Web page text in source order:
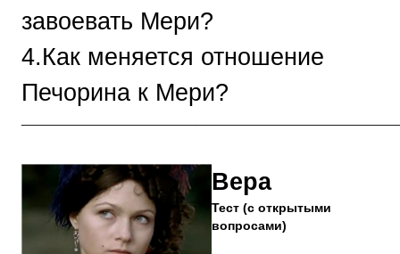
завоевать Мери?
4.Как меняется отношение
Печорина к Мери?
Вера
Тест (с открытыми
вопросами)